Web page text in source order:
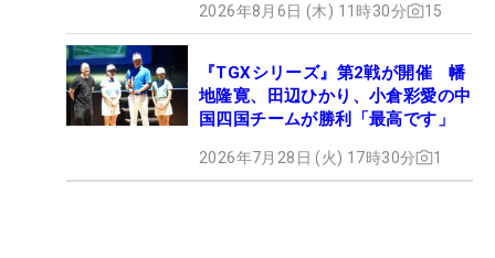
2026年8月6日 (木) 11時30分 15
『TGXシリーズ』第2戦が開催 幡
地隆寛、田辺ひかり、小倉彩愛の中
国四国チームが勝利「最高です」
2026年7月28日 (火) 17時30分 1